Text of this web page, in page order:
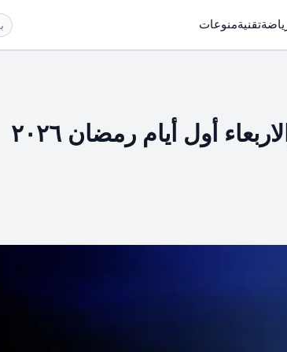
تقنيةمنوعات
أول أيام رمضان ٢٠٢٦